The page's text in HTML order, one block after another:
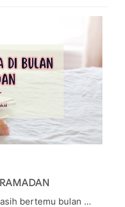
bertemu bulan ...